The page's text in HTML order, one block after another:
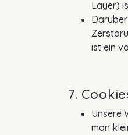
Layer)
ist ein
7.
Unsere
man